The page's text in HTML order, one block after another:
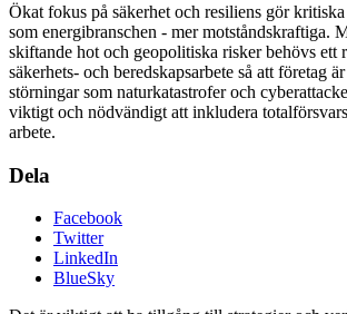
Ökat fokus på säkerhet och resiliens gör kritiska
som energibranschen - mer motståndskraftiga.
skiftande hot och geopolitiska risker behövs ett
säkerhets- och beredskapsarbete så att företag
störningar som naturkatastrofer och
viktigt och nödvändigt att inkludera
arbete.
Dela
Facebook
Twitter
LinkedIn
BlueSky